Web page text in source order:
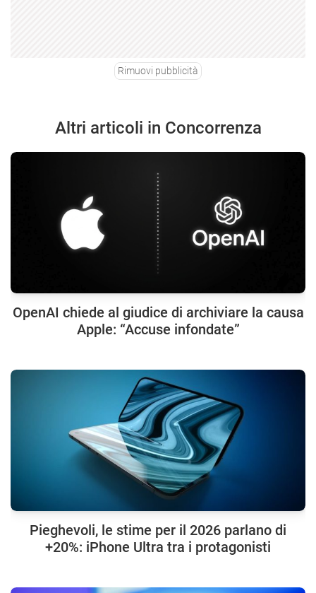
Rimuovi pubblicità
Altri articoli in Concorrenza
OpenAI chiede al giudice di archiviare la causa
Apple: “Accuse infondate”
Pieghevoli, le stime per il 2026 parlano di
+20%: iPhone Ultra tra i protagonisti